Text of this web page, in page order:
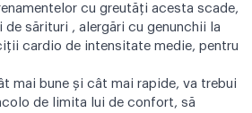
cu greutăți acesta scade,
sărituri , alergări cu genunchii la
cardio de intensitate medie, pentru
mai bune şi cât mai rapide, va trebui
de limita lui de confort, să